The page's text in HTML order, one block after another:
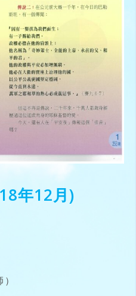
年12月)